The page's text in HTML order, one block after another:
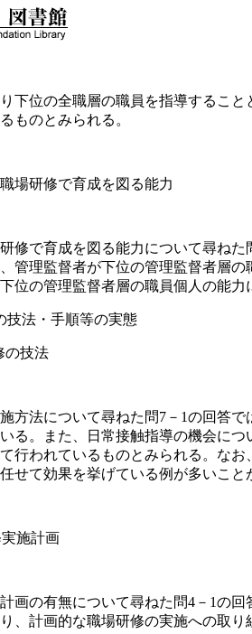
下位の全職層の職員を指導するこ
ものとみられる。
場研修で育成を図る能力
修で育成を図る能力について尋ね
管理監督者が下位の管理監督者層
位の管理監督者層の職員個人の能
技法・手順等の実態
技法
方法について尋ねた問7－1の回答
る。また、日常接触指導の機会に
行われているものとみられる。な
せて効果を挙げている例が多いこと
施計画
画の有無について尋ねた問4－1の
、計画的な職場研修の実施への取